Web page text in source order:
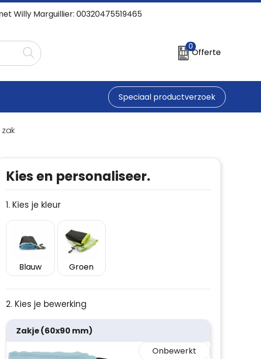
Willy Marguillier: 00320475519465
0
Offerte
Speciaal productverzoek
Kies en personaliseer.
1. Kies je kleur
Blauw Groen
2. Kies je bewerking
Zakje (60x90 mm)
Onbewerkt